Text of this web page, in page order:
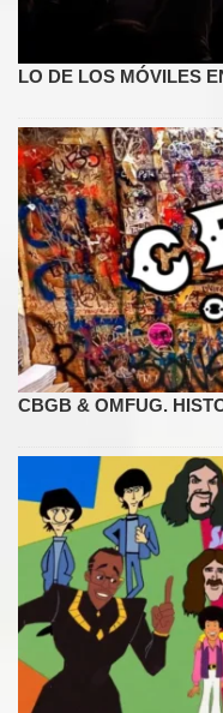
LO DE LOS MÓVILES
CBGB & OMFUG.